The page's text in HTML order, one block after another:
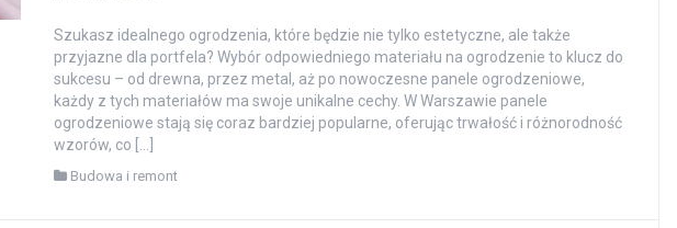
Szukasz idealnego ogrodzenia, które będzie nie tylko estetyczne, ale także
przyjazne dla portfela? Wybór odpowiedniego materiału na ogrodzenie to klucz do
sukcesu – od drewna, przez metal, aż po nowoczesne panele ogrodzeniowe,
każdy z tych materiałów ma swoje unikalne cechy. W Warszawie panele
ogrodzeniowe stają się coraz bardziej popularne, oferując trwałość i różnorodność
wzorów, co […]
Budowa i remont